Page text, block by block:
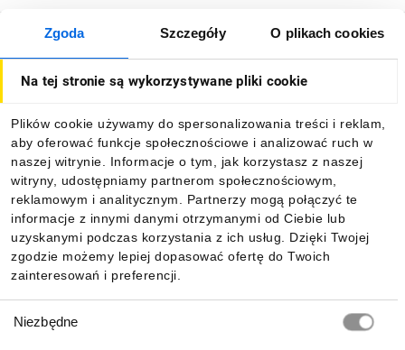
Zgoda Szczegóły O plikach cookies
Na tej stronie są wykorzystywane pliki cookie
Plików cookie używamy do spersonalizowania treści i reklam,
aby oferować funkcje społecznościowe i analizować ruch w
naszej witrynie. Informacje o tym, jak korzystasz z naszej
witryny, udostępniamy partnerom społecznościowym,
reklamowym i analitycznym. Partnerzy mogą połączyć te
informacje z innymi danymi otrzymanymi od Ciebie lub
uzyskanymi podczas korzystania z ich usług. Dzięki Twojej
zgodzie możemy lepiej dopasować ofertę do Twoich
zainteresowań i preferencji.
zgody
Niezbędne
O firmie
Informacje
Pobierz naszą aplikację mobilną: